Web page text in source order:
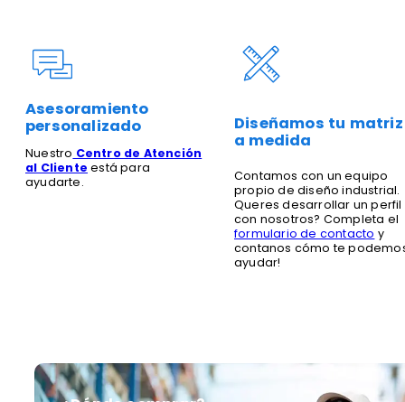
Asesoramiento
personalizado
Nuestro Centro de Atención
al Cliente está para
ayudarte.
Diseñamos tu matriz
a medida
Contamos con un equipo
propio de diseño industrial.
Queres desarrollar un perfil
con nosotros? Completa el
formulario de contacto y
contanos cómo te
ayudar!